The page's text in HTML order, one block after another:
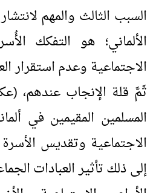
السبب الثالث والمهم
الألماني؛ هو التفكك
الاجتماعية وعدم استقرار
ثَمَّ قلة الإنجاب عندهم،
المسلمين المقيمين في
الاجتماعية وتقديس
إلى ذلك تأثير العبادات